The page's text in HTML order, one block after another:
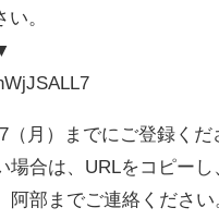
。
月）までにご登録くだ
合は、URLをコピー
部までご連絡ください